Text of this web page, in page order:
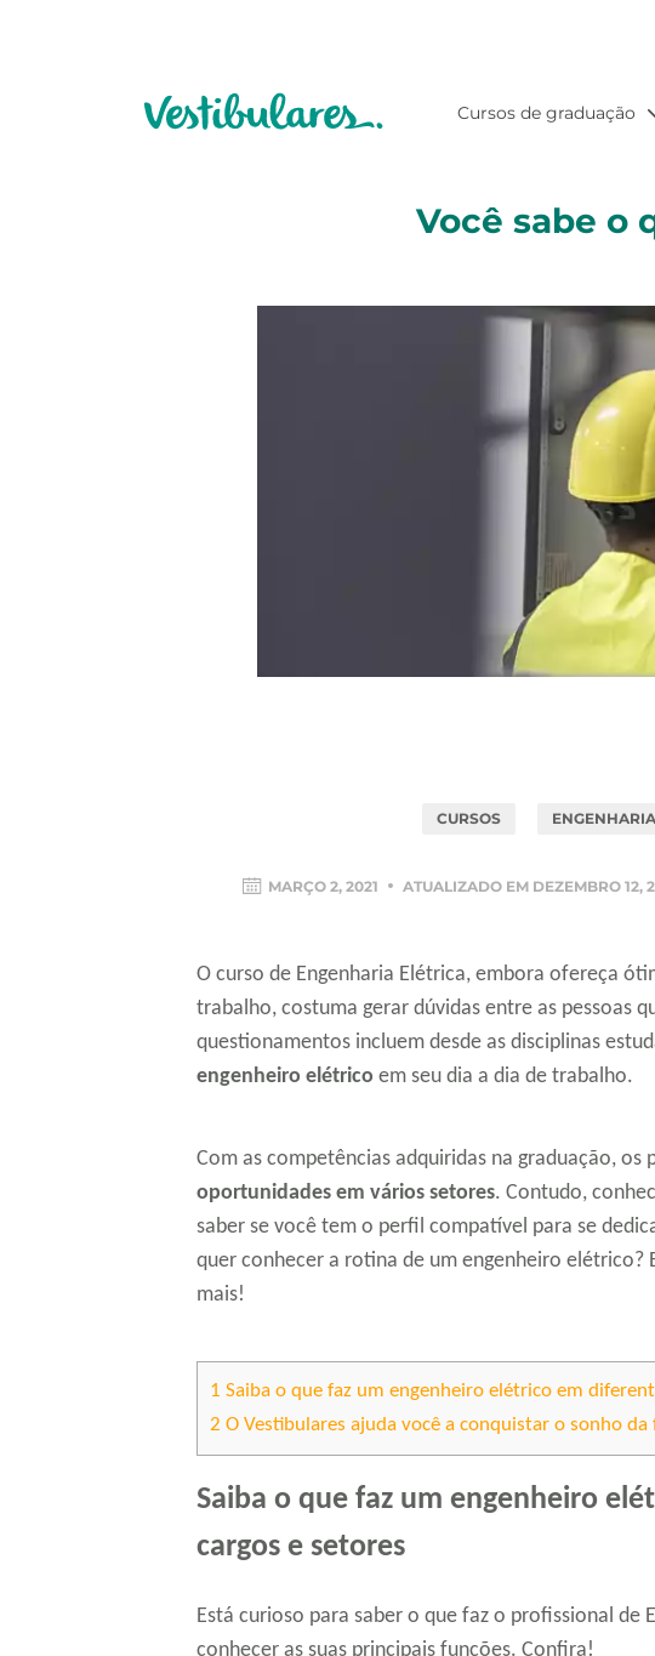
Cursos de graduação
Você sabe o
CURSOS
MARÇO 2, 2021 ATUALIZADO EM DEZEMBRO 12,
O curso de Engenharia Elétrica, embora ofereça
trabalho, costuma gerar dúvidas entre as pessoas
questionamentos incluem desde as disciplinas
engenheiro elétrico em seu dia a dia de trabalho.
Com as competências adquiridas na graduação, os
oportunidades em vários setores. Contudo,
saber se você tem o perfil compatível para se
quer conhecer a rotina de um engenheiro elétrico?
mais!
1 Saiba o que faz um engenheiro elétrico em
2 O Vestibulares ajuda você a conquistar o sonho da
Saiba o que faz um engenheiro
cargos e setores
Está curioso para saber o que faz o profissional de
conhecer as suas principais funções. Confira!